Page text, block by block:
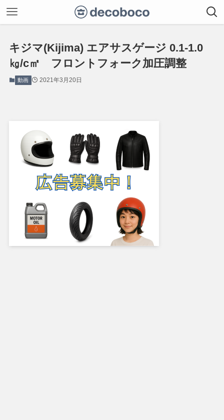
キジマ(Kijima) エアサスゲージ 0.1-1.0
㎏/c㎡ フロントフォーク加圧調整
動画 2021年3月20日